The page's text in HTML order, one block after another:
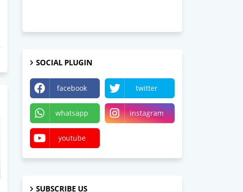
SOCIAL PLUGIN
facebook twitter
whatsapp instagram
youtube
SUBSCRIBE US